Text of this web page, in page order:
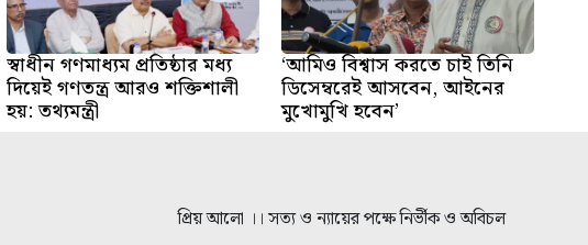
স্বাধীন গণমাধ্যম প্রতিষ্ঠার মধ্য
দিয়েই গণতন্ত্র আরও শক্তিশালী
হয়: তথ্যমন্ত্রী
‘আমিও বিশ্বাস করতে চাই তিনি
ডিসেম্বরেই আসবেন, আইনের
মুখোমুখি হবেন’
প্রিয় আলো ।। সত্য ও ন্যায়ের পক্ষে নির্ভীক ও অবিচল